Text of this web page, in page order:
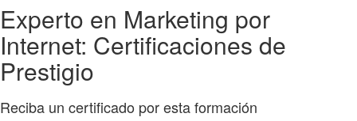
Experto en Marketing por
Internet: Certificaciones de
Prestigio
Reciba un certificado por esta formación